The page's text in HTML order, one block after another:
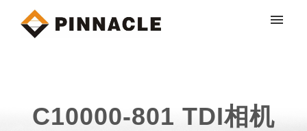
Login
C10000-801 TDI相机